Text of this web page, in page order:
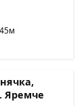
Яремче